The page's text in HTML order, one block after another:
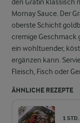
den Gratin klassisch
Mornay Sauce. Der
oberste Schicht
cremige Geschmack
ein wohltuender,
ergänzen kann.
Fleisch, Fisch oder
ÄHNLICHE REZEPTE
1 STD.